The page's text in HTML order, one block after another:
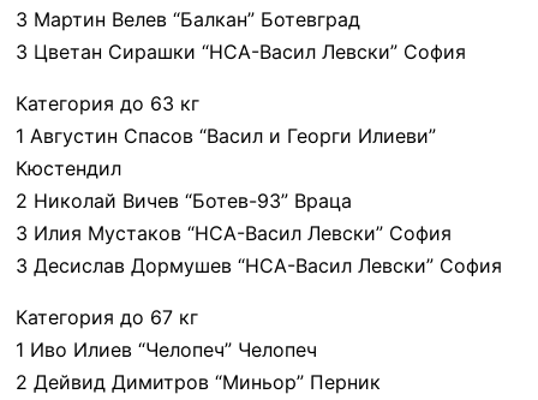
3 Мартин Велев “Балкан” Ботевград
3 Цветан Сирашки “НСА-Васил Левски” София
Категория до 63 кг
1 Августин Спасов “Васил и Георги Илиеви”
Кюстендил
2 Николай Вичев “Ботев-93” Враца
3 Илия Мустаков “НСА-Васил Левски” София
3 Десислав Дормушев “НСА-Васил Левски” София
Категория до 67 кг
1 Иво Илиев “Челопеч” Челопеч
2 Дейвид Димитров “Миньор” Перник